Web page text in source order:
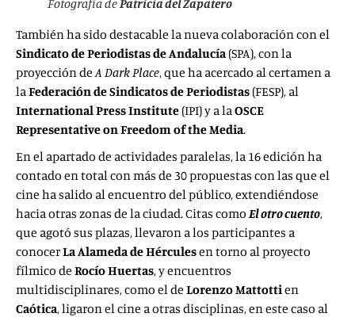
Fotografía dePatricia del Zapatero
También ha sido destacable la nueva colaboración con el
Sindicato de Periodistas de Andalucía (SPA), con la
proyección deA Dark Place, que ha acercado al certamen a
laFederación de Sindicatos de Periodistas (FESP), al
International Press Institute (IPI) y a laOSCE
Representative on Freedom of the Media.
En el apartado de actividades paralelas, la 16 edición ha
contado en total con más de 30 propuestas con las que el
cine ha salido al encuentro del público, extendiéndose
hacia otras zonas de la ciudad. Citas comoEl otro cuento,
que agotó sus plazas, llevaron a los participantes a
conocerLa Alameda de Hérculesen torno al proyecto
fílmico de Rocío Huertas, y encuentros
multidisciplinares, como el de Lorenzo Mattottien
Caótica, ligaron el cine a otras disciplinas, en este caso al